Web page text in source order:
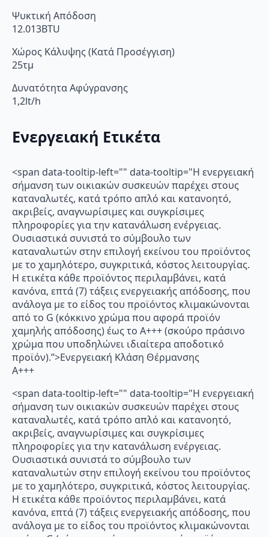
Ψυκτική Απόδοση
12.013BTU
Χώρος Κάλυψης (Κατά Προσέγγιση)
25τμ
Δυνατότητα Αφύγρανσης
1,2lt/h
Ενεργειακή Ετικέτα
<span data-tooltip-left="" data-tooltip="Η ενεργειακή
σήμανση των οικιακών συσκευών παρέχει στους
καταναλωτές, κατά τρόπο απλό και κατανοητό,
ακριβείς, αναγνωρίσιμες και συγκρίσιμες
πληροφορίες για την κατανάλωση ενέργειας.
Ουσιαστικά συνιστά το σύμβουλο των
καταναλωτών στην επιλογή εκείνου του προϊόντος
με το χαμηλότερο, συγκριτικά, κόστος λειτουργίας.
Η ετικέτα κάθε προϊόντος περιλαμβάνει, κατά
κανόνα, επτά (7) τάξεις ενεργειακής απόδοσης, που
ανάλογα με το είδος του προϊόντος κλιμακώνονται
από το G (κόκκινο χρώμα που αφορά προϊόν
χαμηλής απόδοσης) έως το Α+++ (σκούρο πράσινο
χρώμα που υποδηλώνει ιδιαίτερα αποδοτικό
προϊόν).”>Ενεργειακή Κλάση Θέρμανσης
A+++
<span data-tooltip-left="" data-tooltip="Η ενεργειακή
σήμανση των οικιακών συσκευών παρέχει στους
καταναλωτές, κατά τρόπο απλό και κατανοητό,
ακριβείς, αναγνωρίσιμες και συγκρίσιμες
πληροφορίες για την κατανάλωση ενέργειας.
Ουσιαστικά συνιστά το σύμβουλο των
καταναλωτών στην επιλογή εκείνου του προϊόντος
με το χαμηλότερο, συγκριτικά, κόστος λειτουργίας.
Η ετικέτα κάθε προϊόντος περιλαμβάνει, κατά
κανόνα, επτά (7) τάξεις ενεργειακής απόδοσης, που
ανάλογα με το είδος του προϊόντος κλιμακώνονται